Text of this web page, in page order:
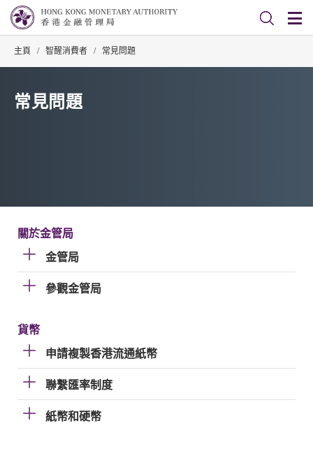
主頁 / 智醒消費者 / 常見問題
常見問題
關於金管局
金管局
參觀金管局
貨幣
申請複製香港流通紙幣
聯繫匯率制度
紙幣和硬幣